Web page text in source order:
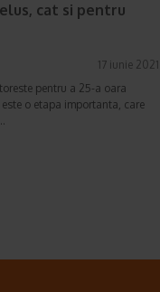
cat si pentru
17 iunie 2021
pentru a 25-a oara
o etapa importanta, care